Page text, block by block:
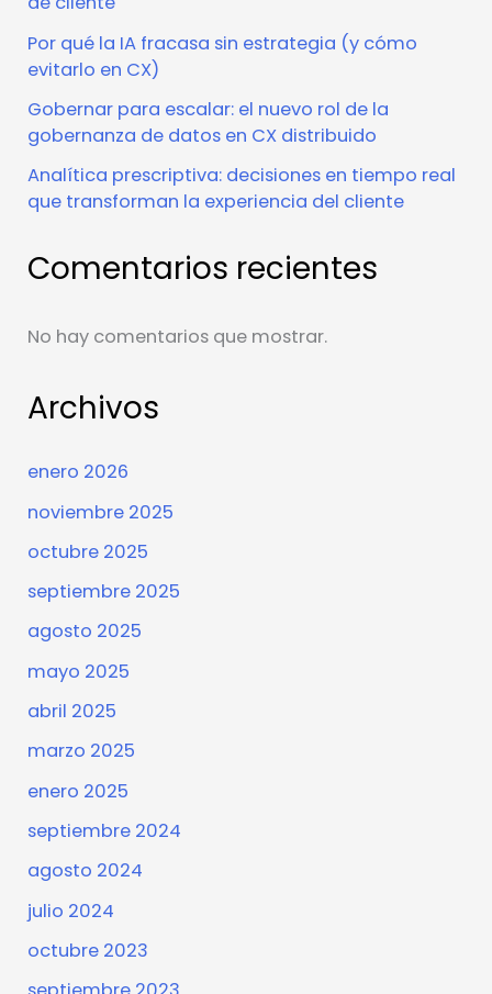
Por qué la IA fracasa sin estrategia (y cómo
evitarlo en CX)
Gobernar para escalar: el nuevo rol de la
gobernanza de datos en CX distribuido
Analítica prescriptiva: decisiones en tiempo real
que transforman la experiencia del cliente
Comentarios recientes
No hay comentarios que mostrar.
Archivos
enero 2026
noviembre 2025
octubre 2025
septiembre 2025
agosto 2025
mayo 2025
abril 2025
marzo 2025
enero 2025
septiembre 2024
agosto 2024
julio 2024
octubre 2023